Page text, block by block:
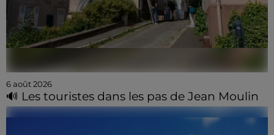
6 août 2026
🔊 Les touristes dans les pas de Jean Moulin